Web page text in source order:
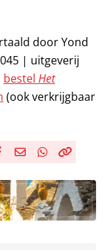
door Yond
| uitgeverij
bestel Het
(ook verkrijgbaar